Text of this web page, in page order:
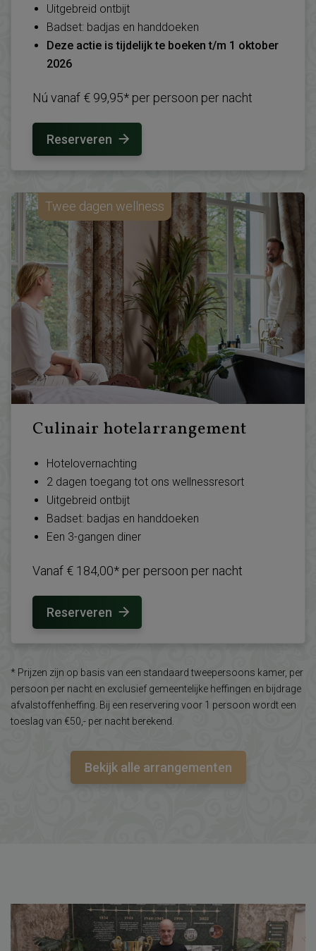
Uitgebreid ontbijt
Badset: badjas en handdoeken
Deze actie is tijdelijk te boeken t/m 1 oktober
2026
Nú vanaf € 99,95* per persoon per nacht
Reserveren
Twee dagen wellness
Culinair hotelarrangement
Hotelovernachting
2 dagen toegang tot ons wellnessresort
Uitgebreid ontbijt
Badset: badjas en handdoeken
Een 3-gangen diner
Vanaf € 184,00* per persoon per nacht
Reserveren
* Prijzen zijn op basis van een standaard tweepersoons kamer, per
persoon per nacht en exclusief gemeentelijke heffingen en bijdrage
afvalstoffenheffing. Bij een reservering voor 1 persoon wordt een
toeslag van €50,- per nacht berekend.
Bekijk alle arrangementen